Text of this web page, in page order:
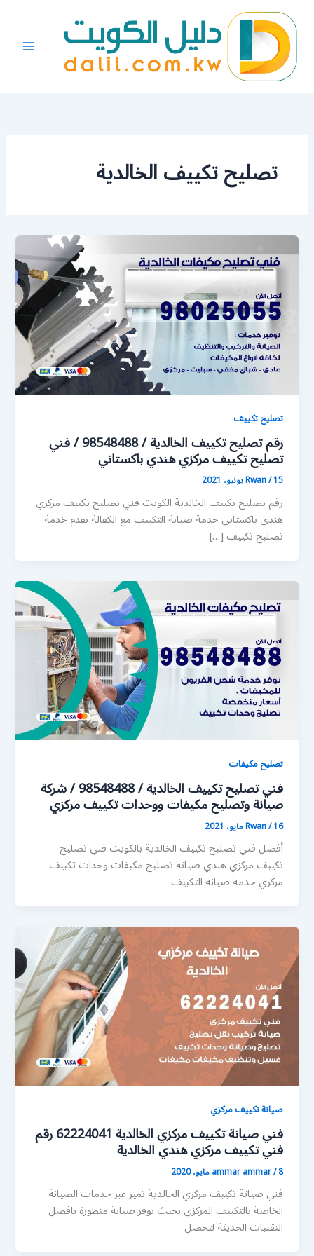
المحتوى
تصليح تكييف الخالدية
تصليح تكييف
رقم تصليح تكييف الخالدية / 98548488 / فني
تصليح تكييف مركزي هندي باكستاني
Rwan/15 يونيو، 2021
رقم تصليح تكييف الخالدية الكويت فني تصليح تكييف مركزي
هندي باكستاني خدمة صيانة التكييف مع الكفالة نقدم خدمة
تصليح تكييف […]
تصليح مكيفات
فني تصليح تكييف الخالدية / 98548488 / شركة
صيانة وتصليح مكيفات ووحدات تكييف مركزي
Rwan/16 مايو، 2021
أفضل فني تصليح تكييف الخالدية بالكويت فني تصليح
تكييف مركزي هندي صيانة تصليح مكيفات وحدات تكييف
مركزي خدمة صيانة التكييف
صيانة تكييف مركزي
فني صيانة تكييف مركزي الخالدية 62224041 رقم
فني تكييف مركزي هندي الخالدية
ammar ammar/8 مايو، 2020
فني صيانة تكييف مركزي الخالدية تميز عبر خدمات الصيانة
الخاصة بالتكييف المركزي بحيث نوفر صيانة متطورة بافضل
التقنيات الحديثة لتحصل